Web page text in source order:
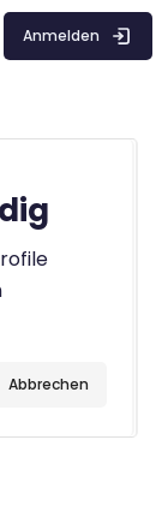
Anmelden
Abbrechen